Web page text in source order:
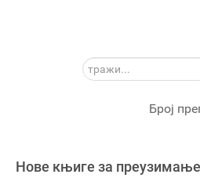
тражи...
Број
Новe књигe за